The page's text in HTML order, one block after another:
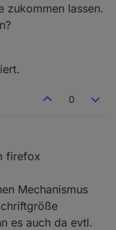
zukommen lassen.
0
firefox
Mechanismus
es auch da evtl.